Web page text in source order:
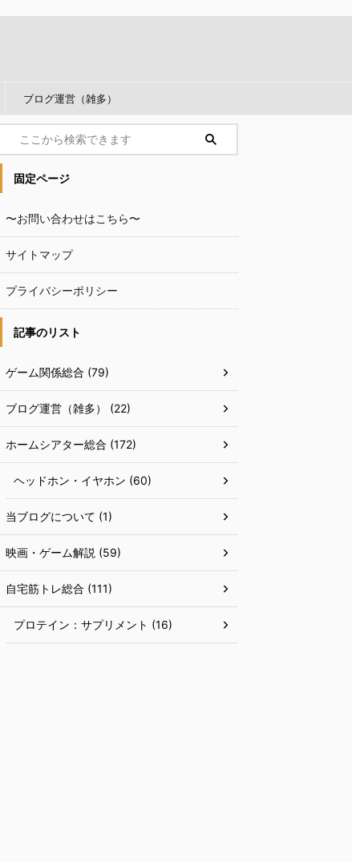
ブログ運営（雑多）
固定ページ
〜お問い合わせはこちら〜
サイトマップ
プライバシーポリシー
記事のリスト
ゲーム関係総合 (79)
ブログ運営（雑多） (22)
ホームシアター総合 (172)
ヘッドホン・イヤホン (60)
当ブログについて (1)
映画・ゲーム解説 (59)
自宅筋トレ総合 (111)
プロテイン：サプリメント (16)